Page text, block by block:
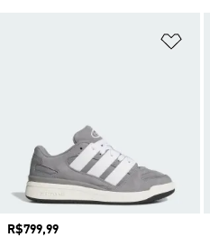
Preço
R$799,99